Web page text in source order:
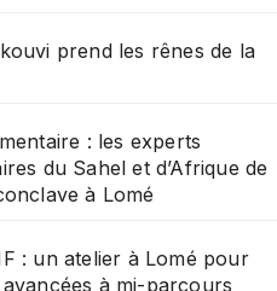
prend les rênes de la
: les experts
du Sahel et d’Afrique de
à Lomé
: un atelier à Lomé pour
à mi-parcours